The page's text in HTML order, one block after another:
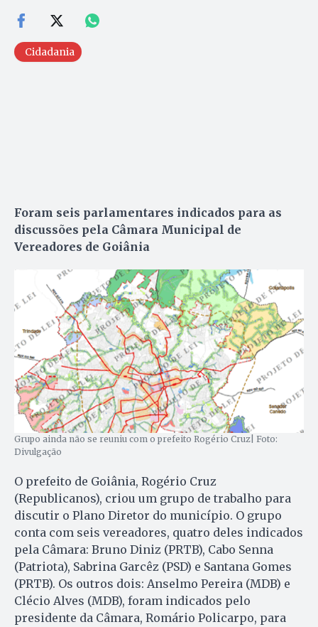
Cidadania
Foram seis parlamentares indicados para as
discussões pela Câmara Municipal de
Vereadores de Goiânia
Grupo ainda não se reuniu com o prefeito Rogério Cruz| Foto:
Divulgação
O prefeito de Goiânia, Rogério Cruz
(Republicanos), criou um grupo de trabalho para
discutir o Plano Diretor do município. O grupo
conta com seis vereadores, quatro deles indicados
pela Câmara: Bruno Diniz (PRTB), Cabo Senna
(Patriota), Sabrina Garcêz (PSD) e Santana Gomes
(PRTB). Os outros dois: Anselmo Pereira (MDB) e
Clécio Alves (MDB), foram indicados pelo
presidente da Câmara, Romário Policarpo, para